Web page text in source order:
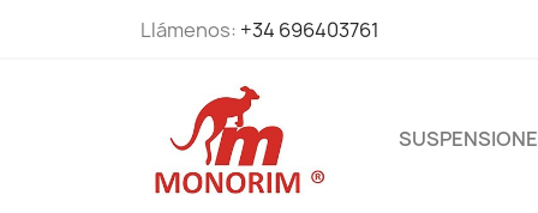
Llámenos: +34 696403761